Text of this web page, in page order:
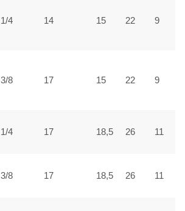
1/4 14 15 22 9
3/8 17 15 22 9
1/4 17 18,5 26 11
3/8 17 18,5 26 11